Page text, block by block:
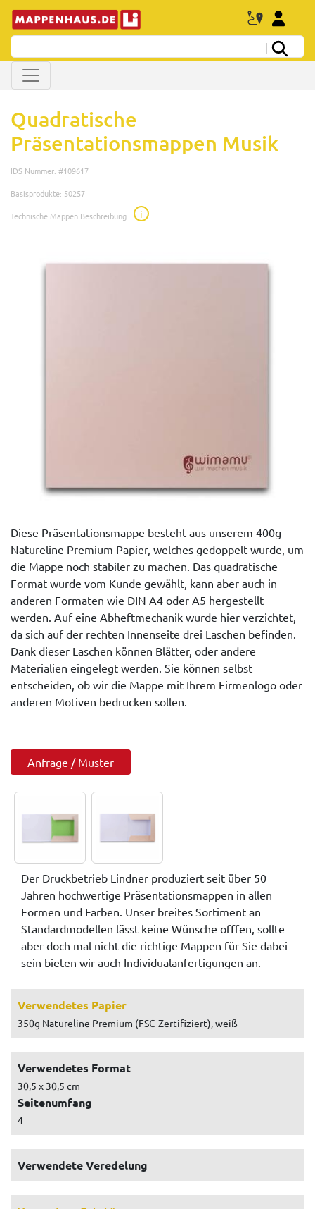
Quadratische
Präsentationsmappen Musik
IDS Nummer: #109617
Basisprodukte: 50257
Technische Mappen Beschreibung
i
Diese Präsentationsmappe besteht aus unserem 400g
Natureline Premium Papier, welches gedoppelt wurde, um
die Mappe noch stabiler zu machen. Das quadratische
Format wurde vom Kunde gewählt, kann aber auch in
anderen Formaten wie DIN A4 oder A5 hergestellt
werden. Auf eine Abheftmechanik wurde hier verzichtet,
da sich auf der rechten Innenseite drei Laschen befinden.
Dank dieser Laschen können Blätter, oder andere
Materialien eingelegt werden. Sie können selbst
entscheiden, ob wir die Mappe mit Ihrem Firmenlogo oder
anderen Motiven bedrucken sollen.
Anfrage / Muster
Der Druckbetrieb Lindner produziert seit über 50
Jahren hochwertige Präsentationsmappen in allen
Formen und Farben. Unser breites Sortiment an
Standardmodellen lässt keine Wünsche offfen, sollte
aber doch mal nicht die richtige Mappen für Sie dabei
sein bieten wir auch Individualanfertigungen an.
Verwendetes Papier
350g Natureline Premium (FSC-Zertifiziert), weiß
Verwendetes Format
30,5 x 30,5 cm
Seitenumfang
4
Verwendete Veredelung